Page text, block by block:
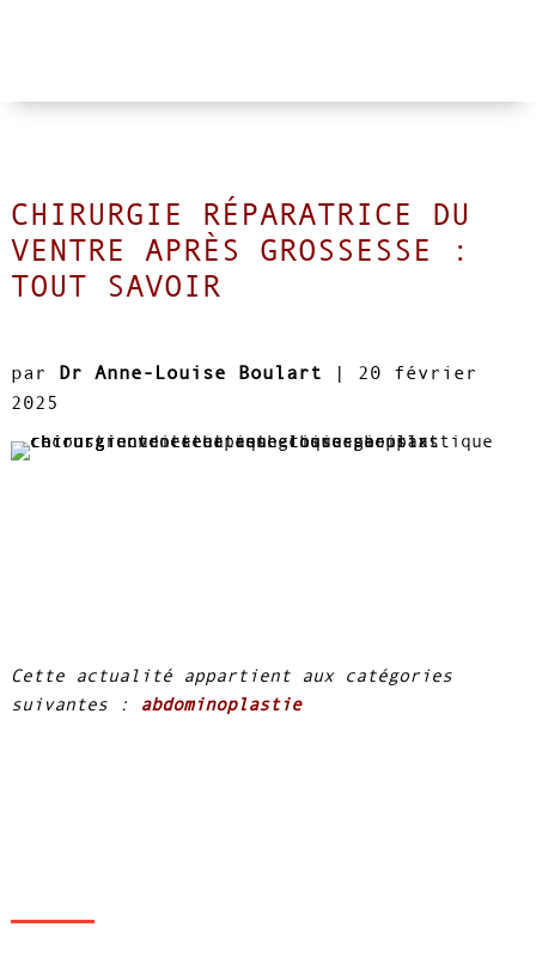
CHIRURGIE RÉPARATRICE DU
VENTRE APRÈS GROSSESSE :
TOUT SAVOIR
par Dr Anne-Louise Boulart | 20 février
2025
Cette actualité appartient aux catégories
suivantes :
abdominoplastie